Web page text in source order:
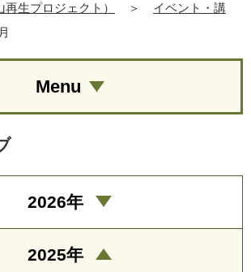
生プロジェクト）
＞
イベント・講
Menu
2026年
2025年